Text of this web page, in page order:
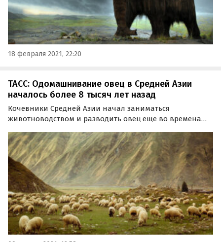
18 февраля 2021, 22:20
ТАСС: Одомашнивание овец в Средней Азии
началось более 8 тысяч лет назад
Кочевники Средней Азии начал заниматься
животноводством и разводить овец еще во времена
доказательства этой гипотезы археологи нашли в
одной из пещер Киргизии, передает ТАСС со ссылкой на
научный…